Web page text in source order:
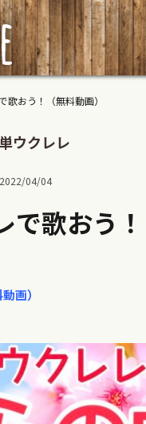
おう！（無料動画）
ウクレレ
2022/04/04
歌おう！
画）